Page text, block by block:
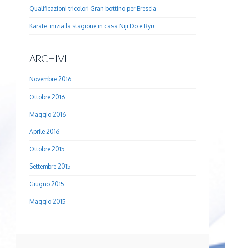
Qualificazioni tricolori Gran bottino per Brescia
Karate: inizia la stagione in casa Niji Do e Ryu
ARCHIVI
Novembre 2016
Ottobre 2016
Maggio 2016
Aprile 2016
Ottobre 2015
Settembre 2015
Giugno 2015
Maggio 2015